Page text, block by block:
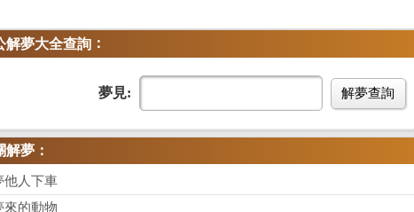
解夢大全查詢 ：
夢見: 解夢查詢
解夢：
他人下車
來的動物